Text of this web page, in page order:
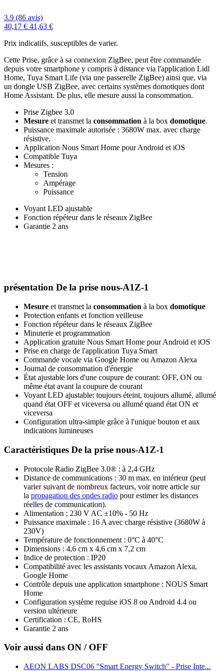
3.9 (86 avis)
40,17 € 41,63 €
Prix indicatifs, susceptibles de varier.
Cette Prise, grâce à sa connexion ZigBee, peut être commandée
depuis votre smartphone y compris à distance via l'application Lidl
Home, Tuya Smart Life (via une passerelle ZigBee) ainsi que, via
un dongle USB ZigBee, avec certains systèmes domotiques dont
Home Assistant. De plus, elle mesure aussi la consommation.
Prise Zigbee 3.0
Mesure et transmet la consommation à la box domotique.
Puissance maximale autorisée : 3680W max. avec charge
résistive.
Application Nous Smart Home pour Android et iOS
Compatible Tuya
Mesures :
Tension
Ampérage
Puissance
Voyant LED ajustable
Fonction répéteur dans le réseaux ZigBee
Garantie 2 ans
présentation De la prise nous-A1Z-1
Mesure et transmet la consommation à la box domotique
Protection enfants et fonction veilleuse
Fonction répéteur dans le réseaux ZigBee
Minuterie et programmation
Application gratuite Nous Smart Home pour Android et iOS
Prise en charge de l'application Tuya Smart
Commande vocale via Google Home ou Amazon Alexa
Journal de consommation d'énergie
État ajustable lors d'une coupure de courant: OFF, ON ou
même état avant la coupure de courant
Voyant LED ajustable: toujours éteint, toujours allumé, allumé
quand état OFF et viceversa ou allumé quand état ON et
viceversa
Configuration ultra-simple grâce à l'unique bouton et aux
indications lumineuses
Caractéristiques De la prise nous-A1Z-1
Protocole Radio ZigBee 3.0® : à 2,4 GHz
Distance de communications : 30 m max. en intérieur (peut
varier suivant de nombreux facteurs, voir notre article sur
la propagation des ondes radio pour estimer les distances
réelles de communication).
Alimentation : 230 V AC ±10% - 50 Hz
Puissance maximale : 16 A avec charge résistive (3680W à
230V)
Température de fonctionnement : 0°C à 40°C
Dimensions : 4,6 cm x 4,6 cm x 7,2 cm
Indice de protection : IP20
Compatibilité avec les assistants vocaux Amazon Alexa,
Google Home
Contrôle depuis une application smartphone : NOUS Smart
Home
Configuration système requise iOS 8 ou Android 4.4 ou
version ultérieure
Certification : CE, RoHS
Garantie 2 ans
Voir aussi dans ON / OFF
AEON LABS DSC06 "Smart Energy Switch" - Prise Inte...